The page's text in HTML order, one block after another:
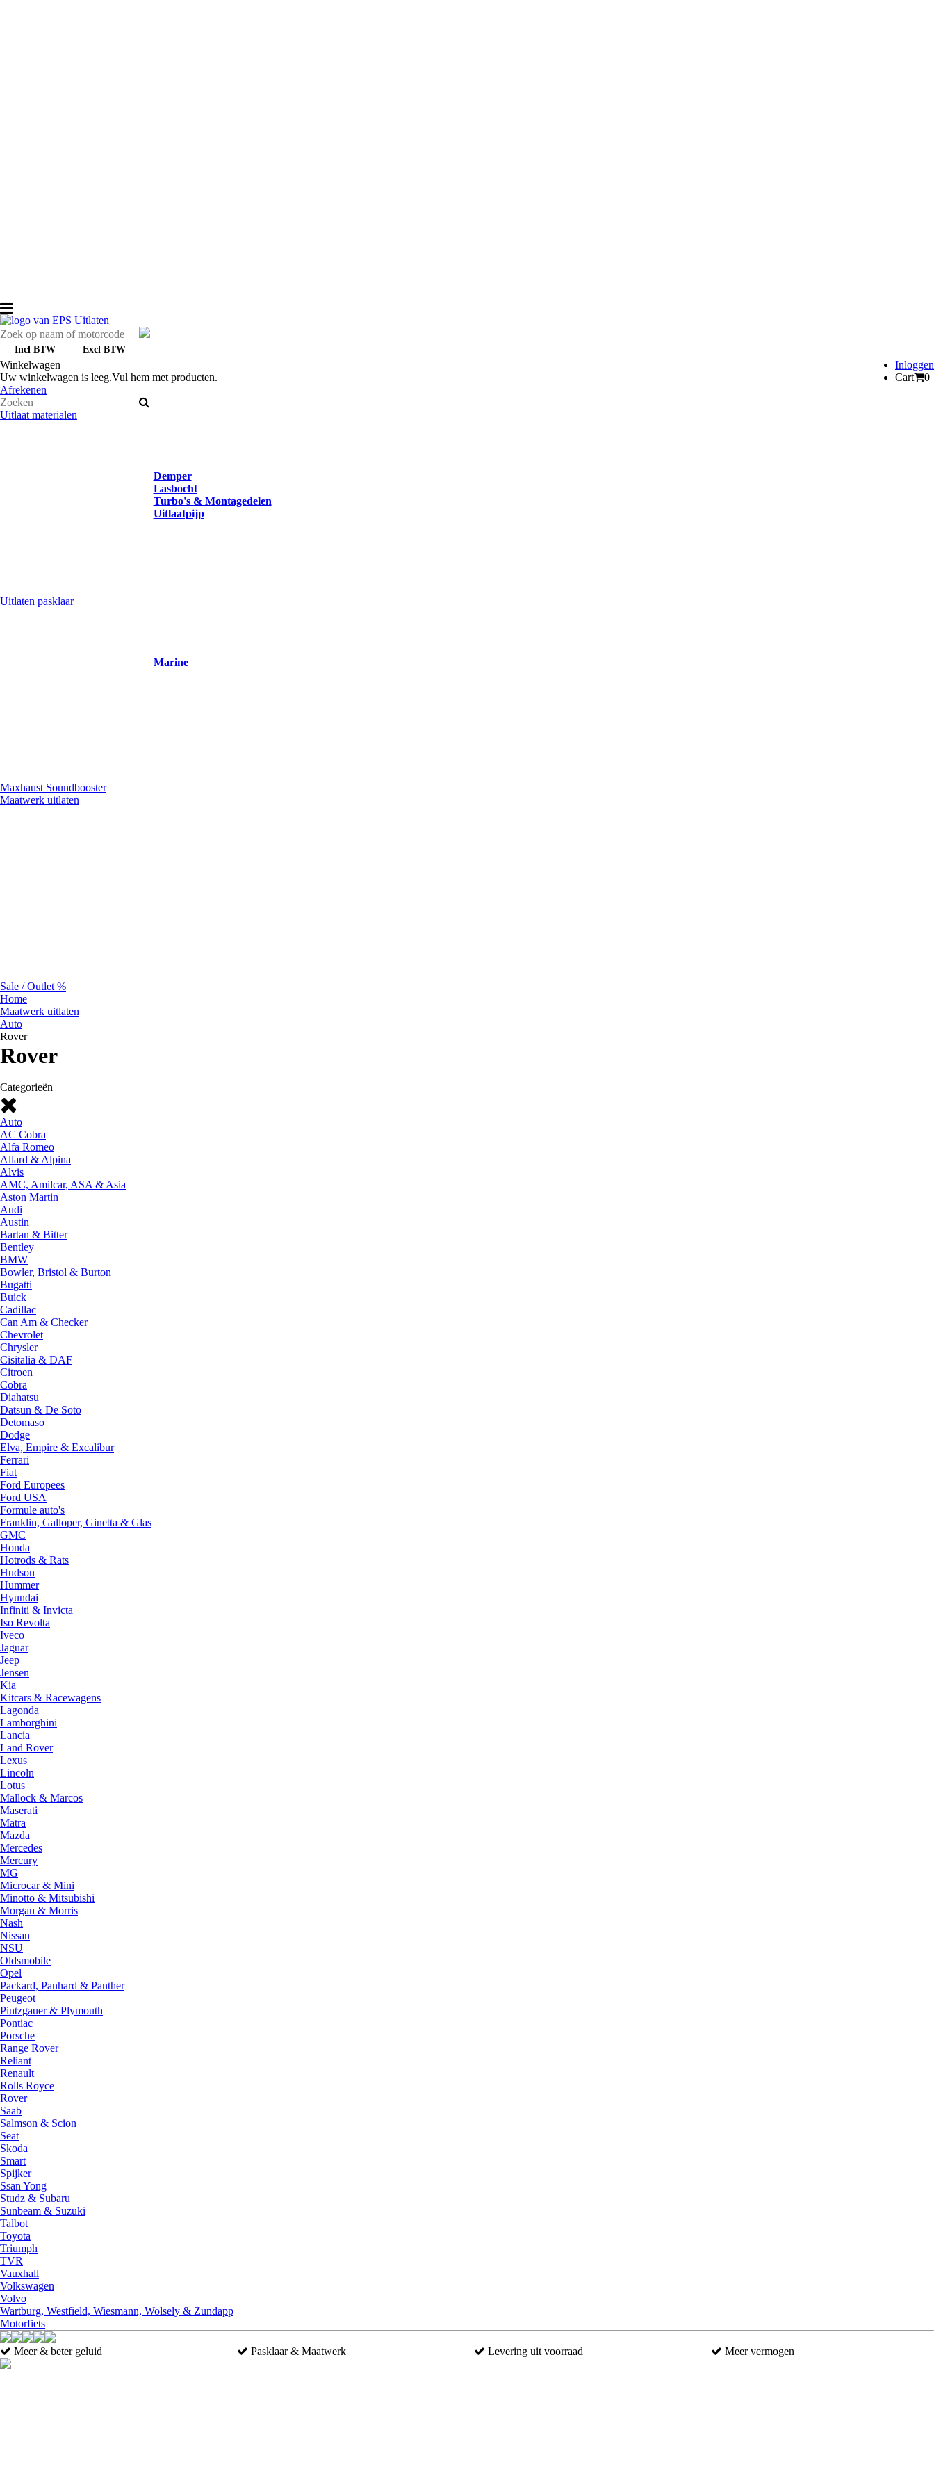
Toggle navigation
Incl BTW Excl BTW
Inloggen
Cart
0
Winkelwagen
Uw winkelwagen is leeg.Vul hem met producten.
Afrekenen
Uitlaat materialen
Demper
Lasbocht
Turbo's & Montagedelen
Uitlaatpijp
Uitlaten pasklaar
Marine
Maxhaust Soundbooster
Maatwerk uitlaten
Sale / Outlet %
Home
Maatwerk uitlaten
Auto
Rover
Rover
Categorieën
Auto
AC Cobra
Alfa Romeo
Allard & Alpina
Alvis
AMC, Amilcar, ASA & Asia
Aston Martin
Audi
Austin
Bartan & Bitter
Bentley
BMW
Bowler, Bristol & Burton
Bugatti
Buick
Cadillac
Can Am & Checker
Chevrolet
Chrysler
Cisitalia & DAF
Citroen
Cobra
Diahatsu
Datsun & De Soto
Detomaso
Dodge
Elva, Empire & Excalibur
Ferrari
Fiat
Ford Europees
Ford USA
Formule auto's
Franklin, Galloper, Ginetta & Glas
GMC
Honda
Hotrods & Rats
Hudson
Hummer
Hyundai
Infiniti & Invicta
Iso Revolta
Iveco
Jaguar
Jeep
Jensen
Kia
Kitcars & Racewagens
Lagonda
Lamborghini
Lancia
Land Rover
Lexus
Lincoln
Lotus
Mallock & Marcos
Maserati
Matra
Mazda
Mercedes
Mercury
MG
Microcar & Mini
Minotto & Mitsubishi
Morgan & Morris
Nash
Nissan
NSU
Oldsmobile
Opel
Packard, Panhard & Panther
Peugeot
Pintzgauer & Plymouth
Pontiac
Porsche
Range Rover
Reliant
Renault
Rolls Royce
Rover
Saab
Salmson & Scion
Seat
Skoda
Smart
Spijker
Ssan Yong
Studz & Subaru
Sunbeam & Suzuki
Talbot
Toyota
Triumph
TVR
Vauxhall
Volkswagen
Volvo
Wartburg, Westfield, Wiesmann, Wolsely & Zundapp
Motorfiets
Meer & beter geluid Pasklaar & Maatwerk Levering uit voorraad Meer vermogen